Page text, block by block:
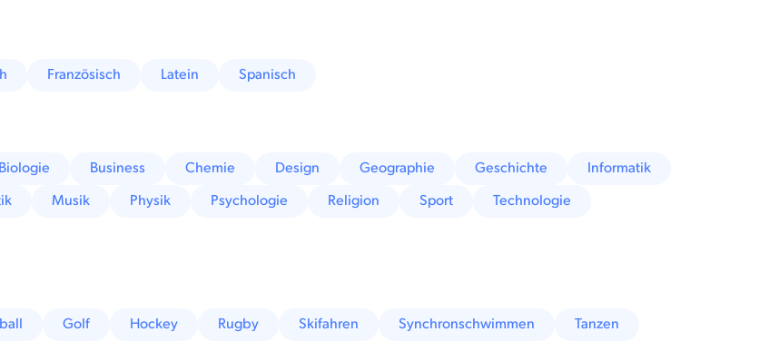
Französisch Latein Spanisch
Biologie Business Chemie Design Geographie Geschichte
Informatik
Musik Physik Psychologie Religion Sport
Technologie
Golf Hockey Rugby Skifahren Synchronschwimmen
Tanzen